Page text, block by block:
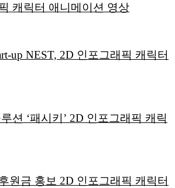
캐릭터 애니메이션 영상
up NEST, 2D 인포그래픽 캐릭터
션 ‘패시키’ 2D 인포그래픽 캐릭
원금 홍보 2D 인포그래픽 캐릭터